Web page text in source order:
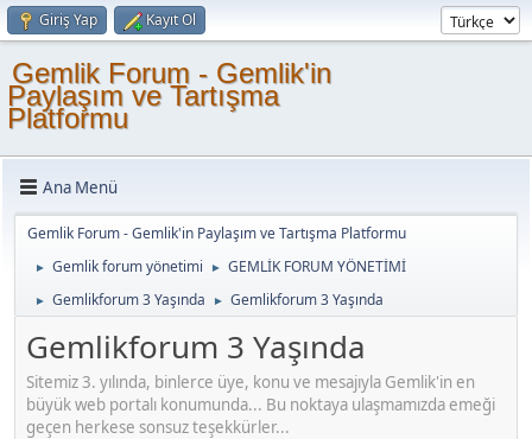
Giriş Yap Kayıt Ol
Gemlik Forum - Gemlik'in
Paylaşım ve Tartışma
Platformu
Ana Menü
Gemlik Forum - Gemlik'in Paylaşım ve Tartışma Platformu
► Gemlik forum yönetimi ► GEMLİK FORUM YÖNETİMİ
► Gemlikforum 3 Yaşında ► Gemlikforum 3 Yaşında
Gemlikforum 3 Yaşında
Sitemiz 3. yılında, binlerce üye, konu ve mesajıyla Gemlik'in en
büyük web portalı konumunda... Bu noktaya ulaşmamızda emeği
geçen herkese sonsuz teşekkürler...